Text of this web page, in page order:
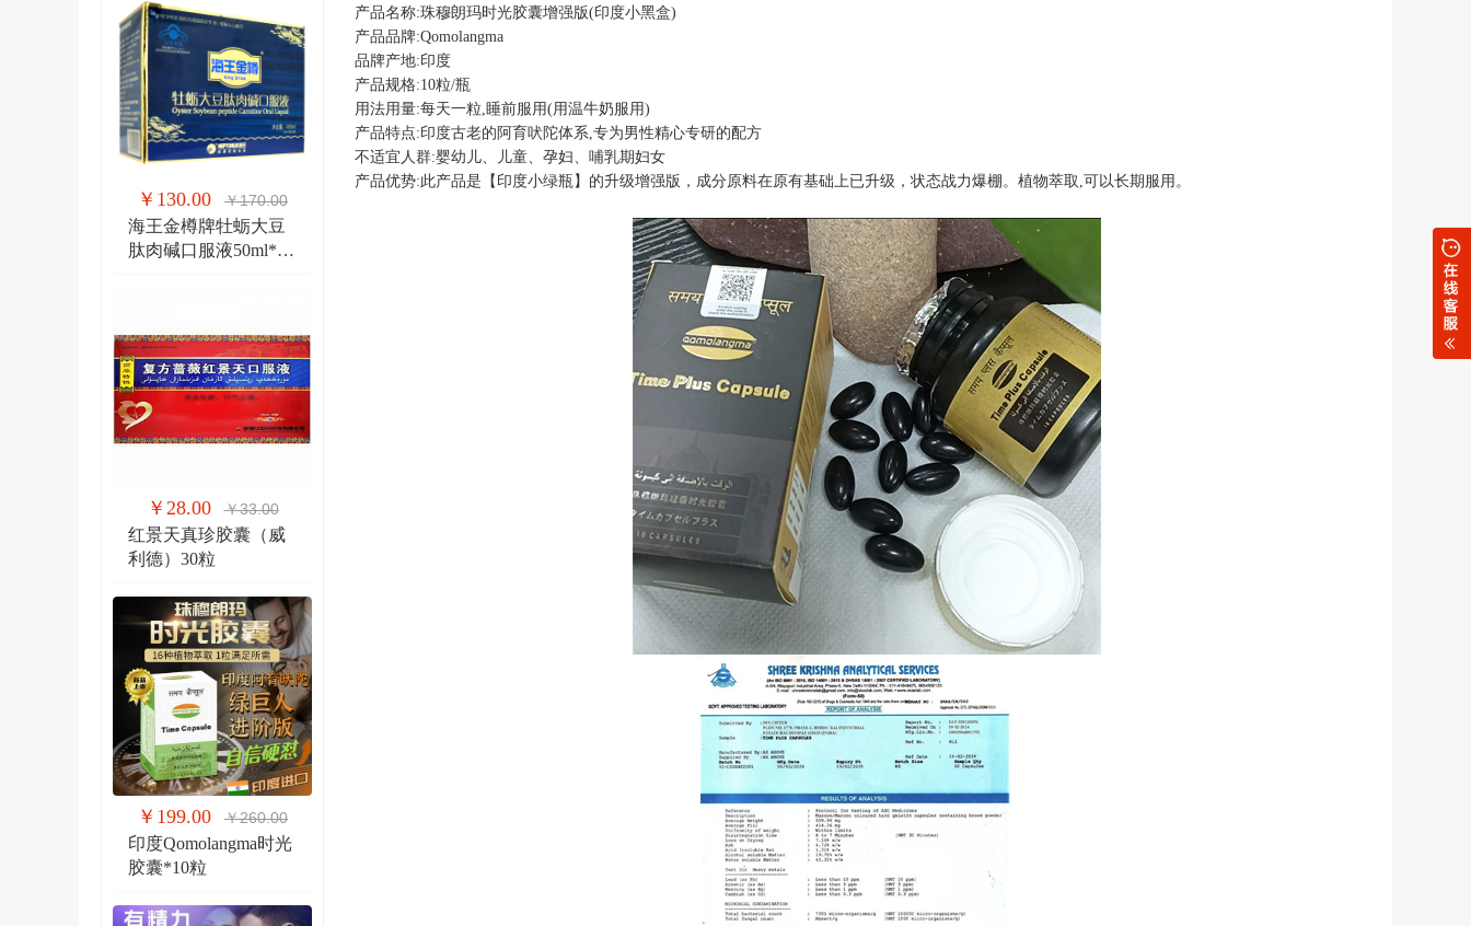
￥130.00 ￥170.00
海王金樽牌牡蛎大豆
肽肉碱口服液50ml*8
￥28.00 ￥33.00
红景天真珍胶囊（威
利德）30粒
￥199.00 ￥260.00
印度Qomolangma时光
胶囊*10粒
产品名称:珠穆朗玛时光胶囊增强版(印度小黑盒)
产品品牌:Qomolangma
品牌产地:印度
产品规格:10粒/瓶
用法用量:每天一粒,睡前服用(用温牛奶服用)
产品特点:印度古老的阿育吠陀体系,专为男性精心专研的配方
不适宜人群:婴幼儿、儿童、孕妇、哺乳期妇女
产品优势:此产品是【印度小绿瓶】的升级增强版，成分原料在原有基础上已升级，状态战力爆棚。植物萃取,可以长期服用。